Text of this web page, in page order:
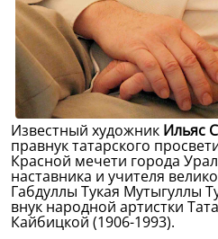
Известный художник Ильяс
правнук татарского
Красной мечети города
наставника и учителя
Габдуллы Тукая Мутыгуллы
внук народной артистки
Кайбицкой (1906-1993).